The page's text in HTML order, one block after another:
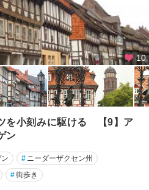
10
を小刻みに駆ける 【9】ア
ン
# ニーダーザクセン州
#街歩き